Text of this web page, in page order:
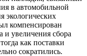
в автомобильной
экологических
компенсирован
и увеличения сбора
как поставки
сократились.